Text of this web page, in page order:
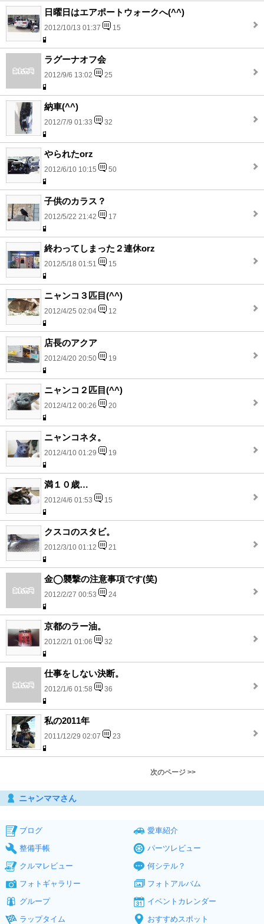
日曜日はエアポートウォークへ(^^)
2012/10/13 01:37 15
ラグーナオフ会
2012/9/6 13:02 25
納車(^^)
2012/7/9 01:33 32
やられたorz
2012/6/10 10:15 50
子供のカラス？
2012/5/22 21:42 17
終わってしまった２連休orz
2012/5/18 01:51 15
ニャンコ３匹目(^^)
2012/4/25 02:04 12
店長のアクア
2012/4/20 20:50 19
ニャンコ２匹目(^^)
2012/4/12 00:26 20
ニャンコネタ。
2012/4/10 01:29 19
満１０歳…
2012/4/6 01:53 15
クスコのスタビ。
2012/3/10 01:12 21
金◯襲撃の注意事項です(笑)
2012/2/27 00:53 24
京都のラー油。
2012/2/1 01:06 32
仕事をしない決断。
2012/1/6 01:58 36
私の2011年
2011/12/29 02:07 23
次のページ >>
ニャンママさん
ブログ
愛車紹介
整備手帳
パーツレビュー
クルマレビュー
何シテル？
フォトギャラリー
フォトアルバム
グループ
イベントカレンダー
ラップタイム
おすすめスポット